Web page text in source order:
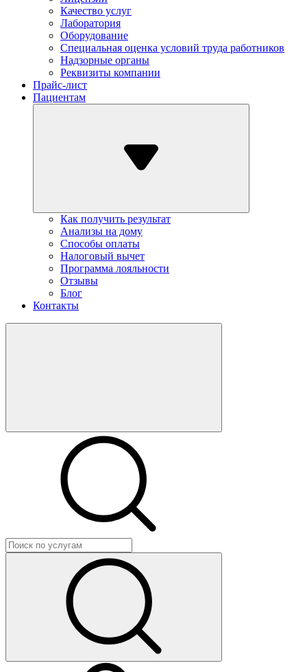
Качество услуг
Лаборатория
Оборудование
Специальная оценка условий труда работников
Надзорные органы
Реквизиты компании
Прайс-лист
Пациентам
Как получить результат
Анализы на дому
Способы оплаты
Налоговый вычет
Программа лояльности
Отзывы
Блог
Контакты